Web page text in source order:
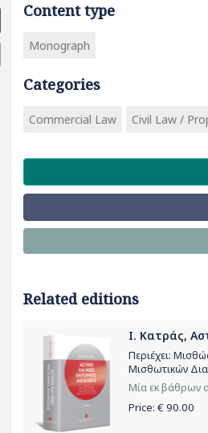
Content type
Monograph
Categories
Commercial Law Civil Law /
Related editions
Ι. Κατράς,
Περιέχει:
Μισθωτικών
Μία εκ βάθρων
Price: € 90.00